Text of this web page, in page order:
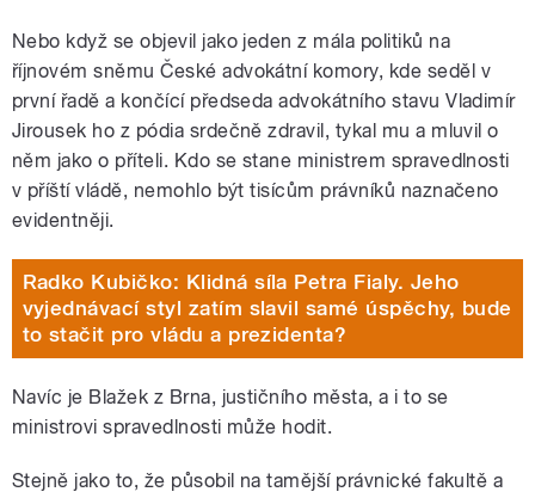
Nebo když se objevil jako jeden z mála politiků na
říjnovém sněmu České advokátní komory, kde seděl v
první řadě a končící předseda advokátního stavu Vladimír
Jirousek ho z pódia srdečně zdravil, tykal mu a mluvil o
něm jako o příteli. Kdo se stane ministrem spravedlnosti
v příští vládě, nemohlo být tisícům právníků naznačeno
evidentněji.
Radko Kubičko: Klidná síla Petra Fialy. Jeho
vyjednávací styl zatím slavil samé úspěchy, bude
to stačit pro vládu a prezidenta?
Navíc je Blažek z Brna, justičního města, a i to se
ministrovi spravedlnosti může hodit.
Stejně jako to, že působil na tamější právnické fakultě a